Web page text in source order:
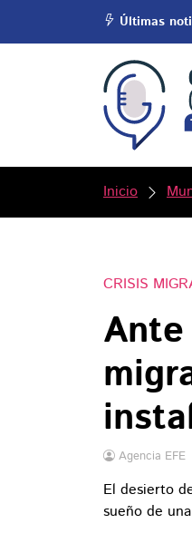
Últimas
Inicio
CRISIS
Agencia EFE
El desierto
sueño de